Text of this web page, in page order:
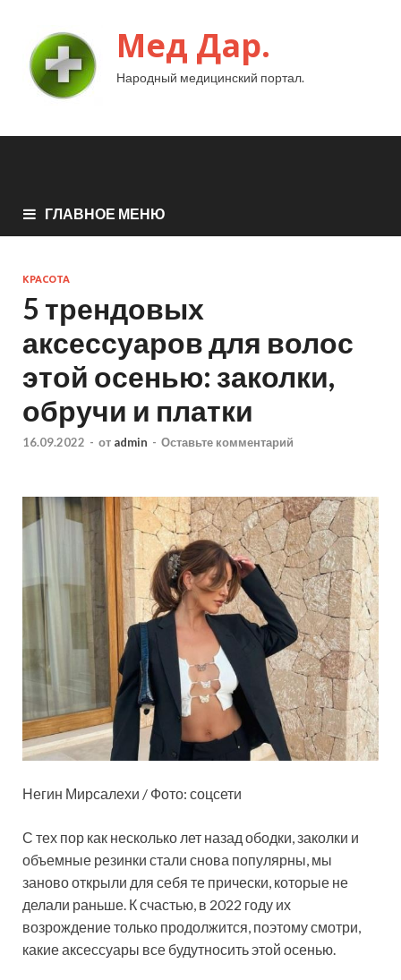
Мед Дар.
Народный медицинский портал.
ГЛАВНОЕ МЕНЮ
КРАСОТА
5 трендовых
аксессуаров для волос
этой осенью: заколки,
обручи и платки
16.09.2022 - от admin - Оставьте комментарий
Негин Мирсалехи / Фото: соцсети
С тех пор как несколько лет назад ободки, заколки и
объемные резинки стали снова популярны, мы
заново открыли для себя те прически, которые не
делали раньше. К счастью, в 2022 году их
возрождение только продолжится, поэтому смотри,
какие аксессуары все будутносить этой осенью.